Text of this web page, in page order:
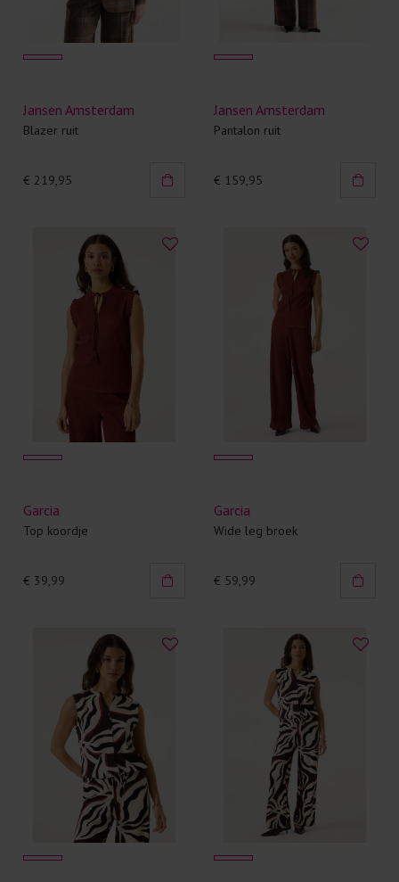
Jansen Amsterdam
Blazer ruit
€ 219,95
Jansen Amsterdam
Pantalon ruit
€ 159,95
Garcia
Top koordje
€ 39,99
Garcia
Wide leg broek
€ 59,99